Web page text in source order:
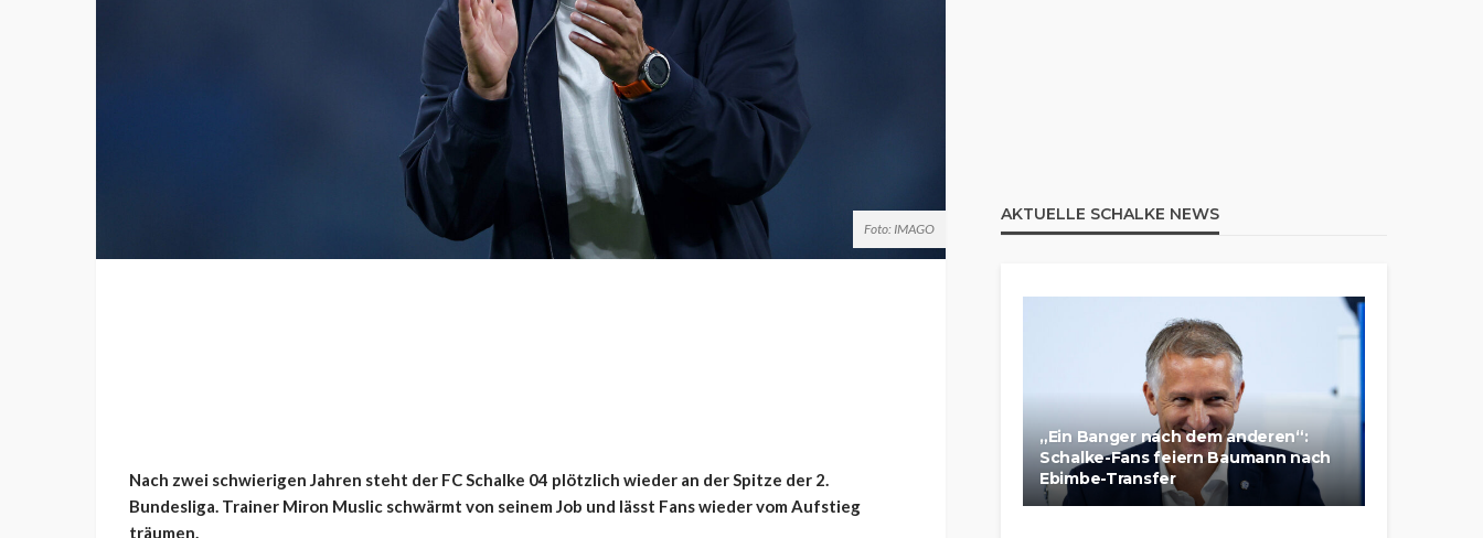
Foto: IMAGO
Nach zwei schwierigen Jahren steht der FC Schalke 04 plötzlich wieder an der Spitze der 2.
Bundesliga. Trainer Miron Muslic schwärmt von seinem Job und lässt Fans wieder vom Aufstieg
träumen.
AKTUELLE SCHALKE NEWS
„Ein Banger nach dem anderen“:
Schalke-Fans feiern Baumann nach
Ebimbe-Transfer